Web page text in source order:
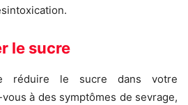
le sucre
réduire le sucre dans votre
à des symptômes de sevrage,